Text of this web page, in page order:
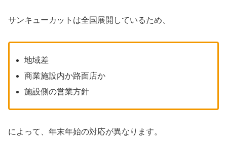
サンキューカットは全国展開しているため、
地域差
商業施設内か路面店か
施設側の営業方針
によって、年末年始の対応が異なります。